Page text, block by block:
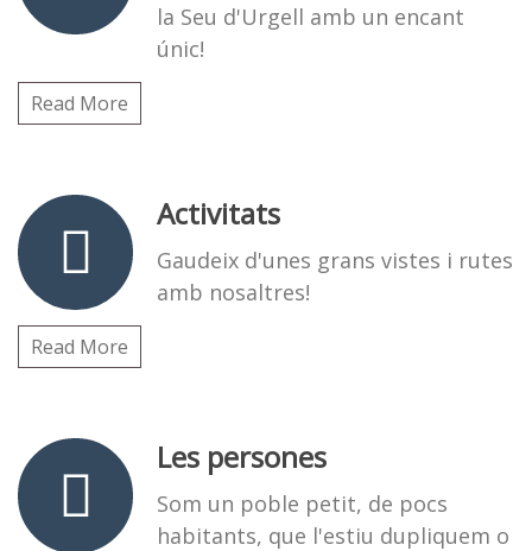
la Seu d'Urgell amb un encant
únic!
Read More
Activitats
Gaudeix d'unes grans vistes i rutes
amb nosaltres!
Read More
Les persones
Som un poble petit, de pocs
habitants, que l'estiu dupliquem o